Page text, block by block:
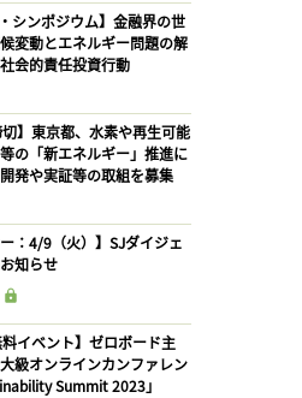
シンポジウム】金融界の世
変動とエネルギー問題の解
会的責任投資行動
切】東京都、水素や再生可能
の「新エネルギー」推進に
発や実証等の取組を募集
ー：4/9（火）】SJダイジェ
知らせ
料イベント】ゼロボード主
級オンラインカンファレン
Summit 2023」